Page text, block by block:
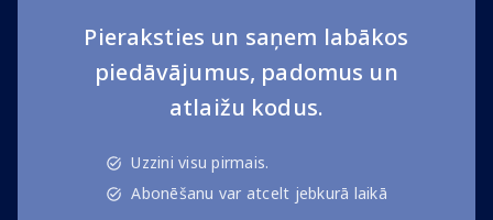
Pieraksties un saņem labākos
piedāvājumus, padomus un
atlaižu kodus.
Uzzini visu pirmais.
Abonēšanu var atcelt jebkurā laikā